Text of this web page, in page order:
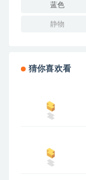
蓝色
静物
猜你喜欢看